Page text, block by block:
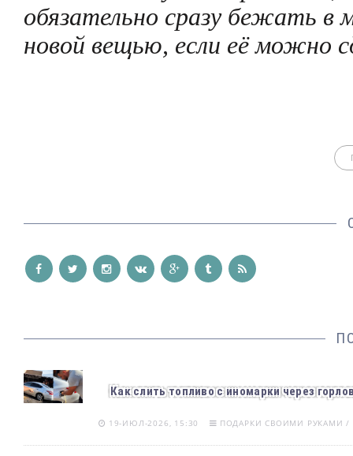
обязательно сразу бежать в
новой вещью, если её можно
Как слить топливо с иномарки через
19-ИЮЛ-2026, 15:30 ПОДАРКИ СВОИМИ РУКАМИ